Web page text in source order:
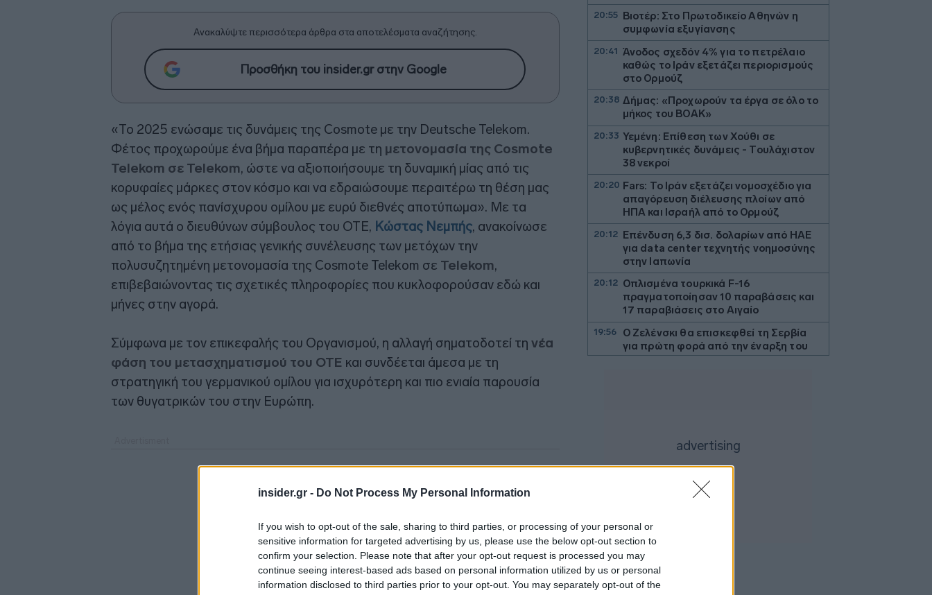
insider.gr - Do Not Process My Personal Information
If you wish to opt-out of the sale, sharing to third parties, or processing of your personal or
sensitive information for targeted advertising by us, please use the below opt-out section to
confirm your selection. Please note that after your opt-out request is processed you may
continue seeing interest-based ads based on personal information utilized by us or personal
information disclosed to third parties prior to your opt-out. You may separately opt-out of the
Ανακαλύψτε περισσότερα άρθρα στα αποτελέσματα αναζήτησης.
Προσθήκη του insider.gr στην Google
«Το 2025 ενώσαμε τις δυνάμεις της Cosmote με την Deutsche Telekom.
Φέτος προχωρούμε ένα βήμα παραπέρα με τη μετονομασία της Cosmote
Telekom σε Telekom, ώστε να αξιοποιήσουμε τη δυναμική μίας από τις
κορυφαίες μάρκες στον κόσμο και να εδραιώσουμε περαιτέρω τη θέση μας
ως μέλος ενός πανίσχυρου ομίλου με ευρύ διεθνές αποτύπωμα». Με τα
λόγια αυτά ο διευθύνων σύμβουλος του ΟΤΕ, Κώστας Νεμπής, ανακοίνωσε
από το βήμα της ετήσιας γενικής συνέλευσης των μετόχων την
πολυσυζητημένη μετονομασία της Cosmote Telekom σε Telekom,
επιβεβαιώνοντας τις σχετικές πληροφορίες που κυκλοφορούσαν εδώ και
μήνες στην αγορά.
Σύμφωνα με τον επικεφαλής του Οργανισμού, η αλλαγή σηματοδοτεί τη νέα
φάση του μετασχηματισμού του ΟΤΕ και συνδέεται άμεσα με τη
στρατηγική του γερμανικού ομίλου για ισχυρότερη και πιο ενιαία παρουσία
των θυγατρικών του στην Ευρώπη.
20:55 Βιοτέρ: Στο Πρωτοδικείο Αθηνών η
συμφωνία εξυγίανσης
20:41 Άνοδος σχεδόν 4% για το πετρέλαιο
καθώς το Ιράν εξετάζει περιορισμούς
στο Ορμούζ
20:38 Δήμας: «Προχωρούν τα έργα σε όλο το
μήκος του ΒΟΑΚ»
20:33 Υεμένη: Επίθεση των Χούθι σε
κυβερνητικές δυνάμεις - Τουλάχιστον
38 νεκροί
20:20 Fars: Το Ιράν εξετάζει νομοσχέδιο για
απαγόρευση διέλευσης πλοίων από
ΗΠΑ και Ισραήλ από το Ορμούζ
20:12 Επένδυση 6,3 δισ. δολαρίων από ΗΑΕ
για data center τεχνητής νοημοσύνης
στην Ιαπωνία
20:12 Οπλισμένα τουρκικά F-16
πραγματοποίησαν 10 παραβάσεις και
17 παραβιάσεις στο Αιγαίο
19:56
Ο Ζελένσκι θα επισκεφθεί τη Σερβία
για πρώτη φορά από την έναρξη του
πολέμου
18η συνεχόμενη χρονιά
19:35 Νέος γύρος χρηματοδότησης 8 δισ.
δολαρίων για τη DeepSeek
Επιταχύνει την ανάπτυξη, μεταθέτει
το μέρισμα
19:14
Στα πράσινα οι ευρωαγορές - Νέο
ενδοσυνεδριακό ρεκόρ για τον Stoxx